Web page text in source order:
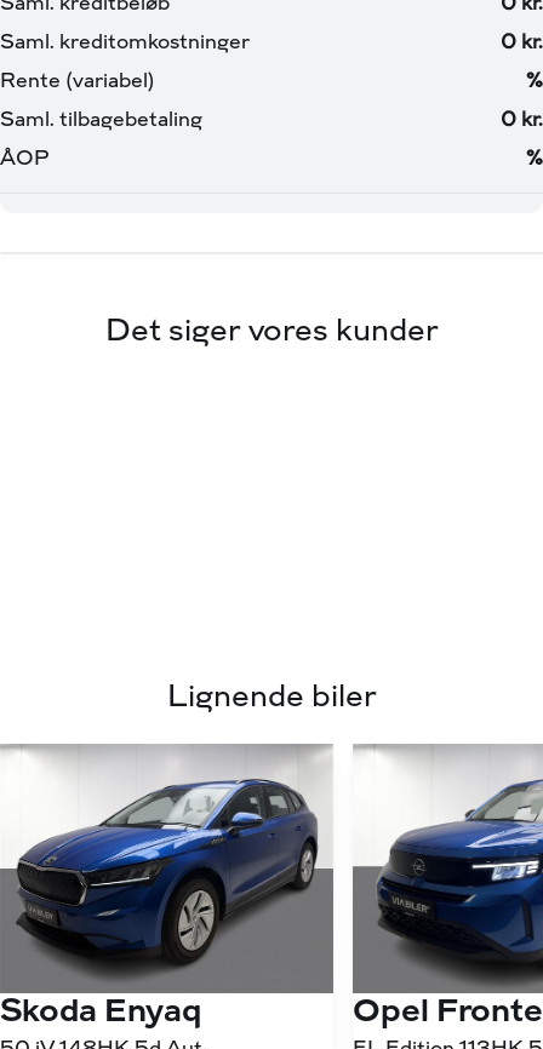
Det siger vores kunder
Lignende biler
Skoda Enyaq Opel